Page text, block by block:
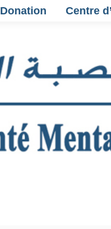
Donation Centre